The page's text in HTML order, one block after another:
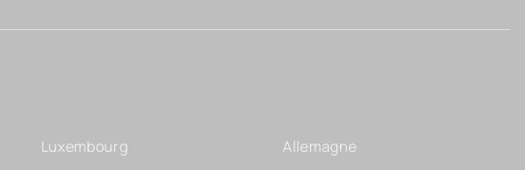
Luxembourg
Allemagne